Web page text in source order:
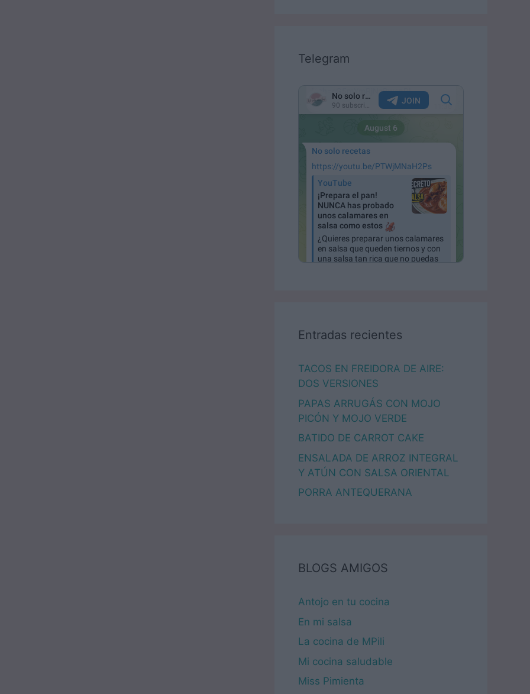
Telegram
Entradas recientes
TACOS EN FREIDORA DE AIRE:
DOS VERSIONES
PAPAS ARRUGÁS CON MOJO
PICÓN Y MOJO VERDE
BATIDO DE CARROT CAKE
ENSALADA DE ARROZ INTEGRAL
Y ATÚN CON SALSA ORIENTAL
PORRA ANTEQUERANA
BLOGS AMIGOS
Antojo en tu cocina
En mi salsa
La cocina de MPili
Mi cocina saludable
Miss Pimienta